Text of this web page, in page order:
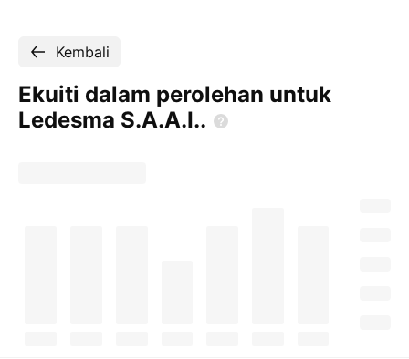
Kembali
Ekuiti dalam perolehan untuk
Ledesma S.A.A.I..